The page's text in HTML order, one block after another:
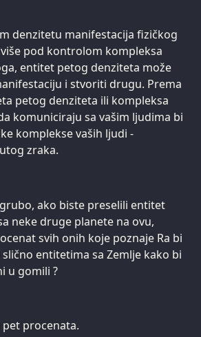
denzitetu manifestacija fizičkog
pod kontrolom kompleksa
entitet petog denziteta može
i stvoriti drugu. Prema
petog denziteta ili kompleksa
komuniciraju sa vašim ljudima bi
komplekse vaših ljudi -
zraka.
ako biste preselili entitet
neke druge planete na ovu,
svih onih koje poznaje Ra bi
entitetima sa Zemlje kako bi
u gomili ?
pet procenata.